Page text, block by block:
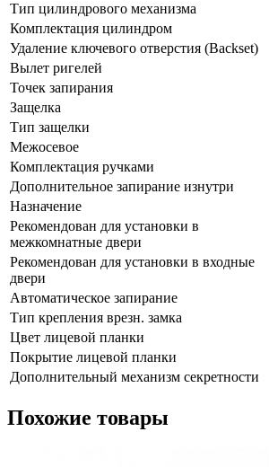
Тип цилиндрового механизма
Комплектация цилиндром
Удаление ключевого отверстия (Backset)
Вылет ригелей
Точек запирания
Защелка
Тип защелки
Межосевое
Комплектация ручками
Дополнительное запирание изнутри
Назначение
Рекомендован для установки в
межкомнатные двери
Рекомендован для установки в входные
двери
Автоматическое запирание
Тип крепления врезн. замка
Цвет лицевой планки
Покрытие лицевой планки
Дополнительный механизм секретности
Похожие товары